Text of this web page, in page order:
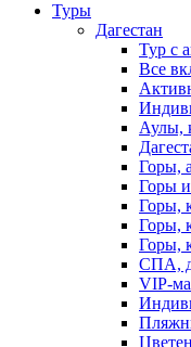
Туры
Дагестан
Тур с
Все
Аулы,
Горы,
Горы
Горы,
Горы,
Горы,
СПА,
VIP-